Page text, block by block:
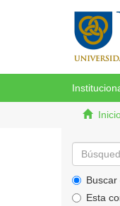
Buscar
Esta